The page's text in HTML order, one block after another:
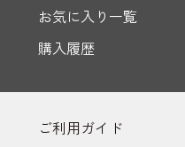
お気に入り一覧
購入履歴
ご利用ガイド